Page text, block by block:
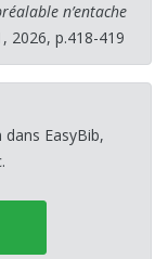
n’entache
2026, p.418-419
EasyBib,